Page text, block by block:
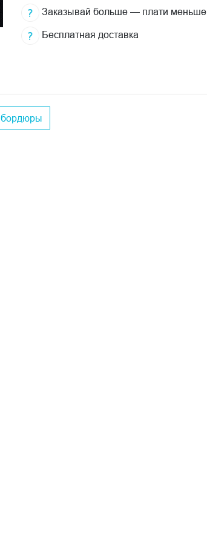
Заказывай больше — плати меньше
Бесплатная доставка
бордюры